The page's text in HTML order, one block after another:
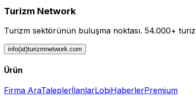
Turizm Network
Turizm sektörünün buluşma noktası. 54.000+
info(at)turizmnetwork.com
Ürün
Firma AraTaleplerİlanlarLobiHaberlerPremium